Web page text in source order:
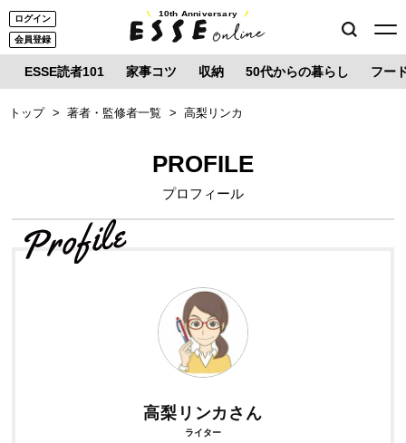
ログイン
会員登録
10th Anniversary
ESSE読者101 家事コツ 収納 50代からの暮らし フー
トップ 著者・監修者一覧 高梨リンカ
PROFILE
プロフィール
高梨リンカさん
ライター